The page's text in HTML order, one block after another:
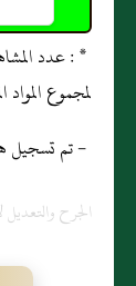
لمجموع المواد
- تم تسجيل هذه
الجرح والتعديل